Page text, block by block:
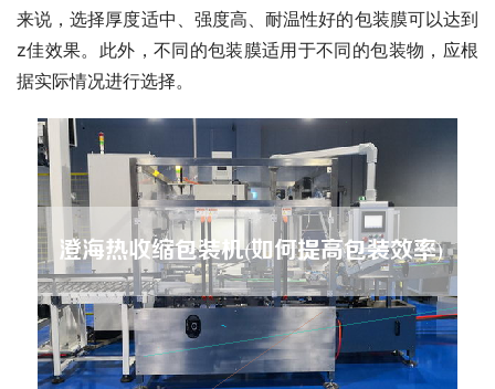
来说，选择厚度适中、强度高、耐温性好的包装膜可以达到
z佳效果。此外，不同的包装膜适用于不同的包装物，应根
据实际情况进行选择。